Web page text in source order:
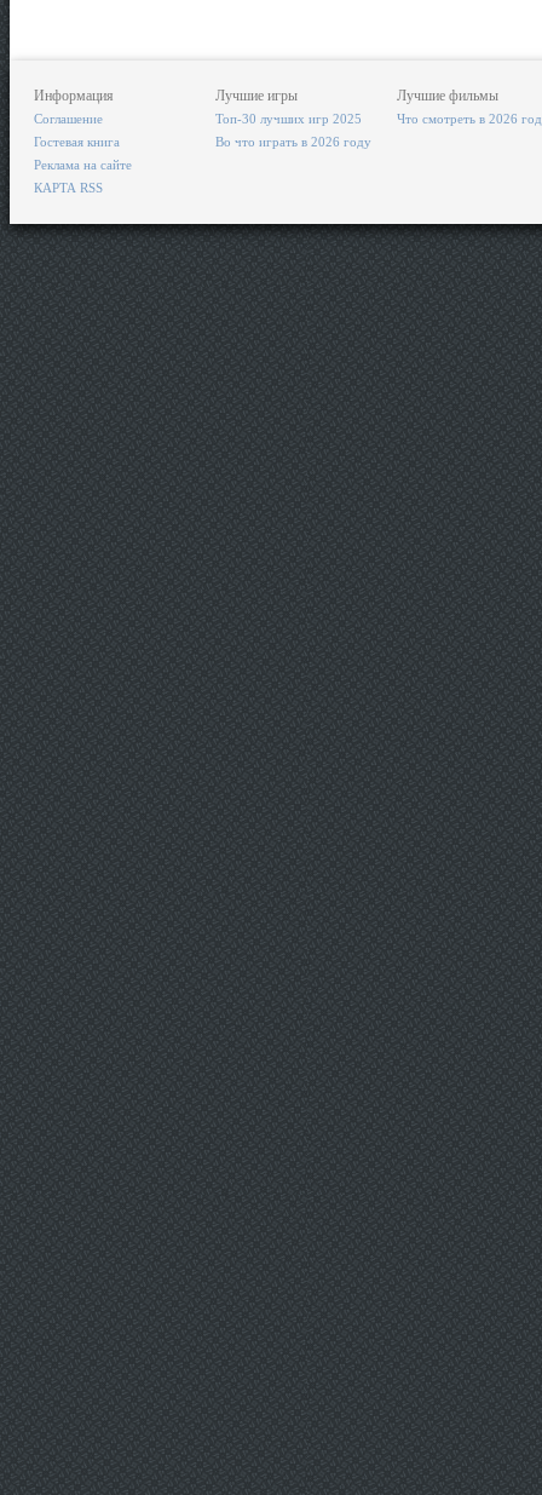
Информация
Соглашение
Гостевая книга
Реклама на сайте
КАРТА RSS
Лучшие игры
Топ-30 лучших игр 2025
Во что играть в 2026 году
Лучшие фильмы
Что смотреть в 2026